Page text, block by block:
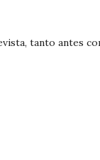
tanto antes